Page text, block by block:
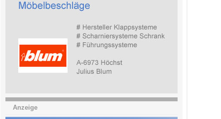
Anzeige